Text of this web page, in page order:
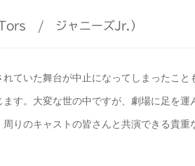
/ ジャニーズJr.）
ていた舞台が中止になってしまったこ
す。大変な世の中ですが、劇場に足を
りのキャストの皆さんと共演できる貴